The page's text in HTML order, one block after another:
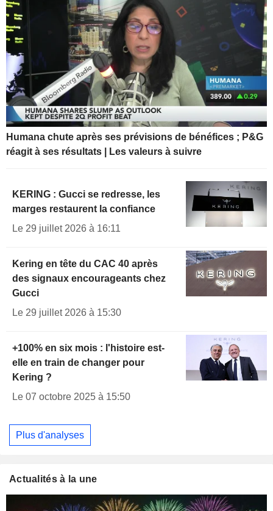
Humana chute après ses prévisions de bénéfices ; P&G
réagit à ses résultats | Les valeurs à suivre
KERING : Gucci se redresse, les
marges restaurent la confiance
Le 29 juillet 2026 à 16:11
Kering en tête du CAC 40 après
des signaux encourageants chez
Gucci
Le 29 juillet 2026 à 15:30
+100% en six mois : l'histoire est-
elle en train de changer pour
Kering ?
Le 07 octobre 2025 à 15:50
Plus d'analyses
Actualités à la une